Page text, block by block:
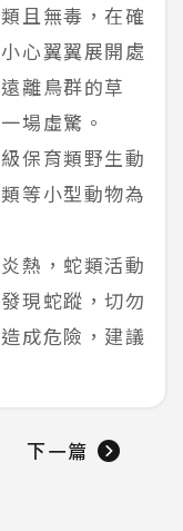
且無毒，在確
心翼翼展開處
離鳥群的草
場虛驚。
保育類野生動
等小型動物為
熱，蛇類活動
現蛇蹤，切勿
成危險，建議
下一篇